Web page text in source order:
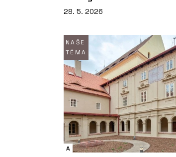
28. 5. 2026
NAŠE
TÉMA
A